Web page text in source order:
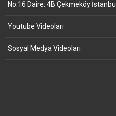
No:16 Daire: 4B Çekmeköy İstanbul
Youtube Videoları
Sosyal Medya Videoları